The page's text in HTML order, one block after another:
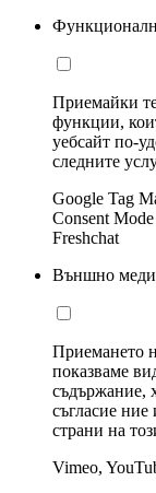
Приемайки
функции,
уебсайт по-
следните
Google Tag
Consent
Freshchat
Външно
Приемането
показваме
съдържание,
съгласие ние
страни на
Vimeo,